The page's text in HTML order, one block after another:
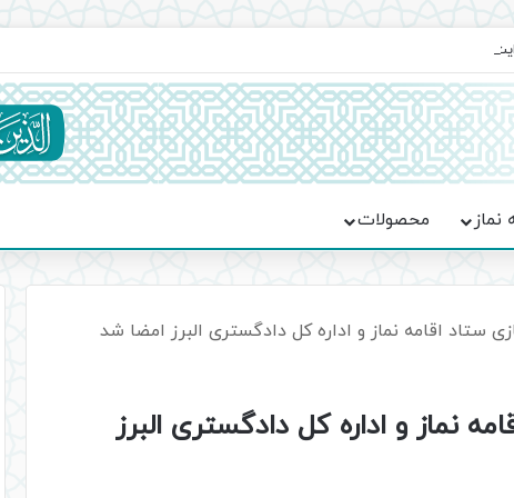
حماسه، استقامت و تمدن‌سازی امت اسلامی
نماز محصولات
ستاد اقامه نماز و اداره کل دادگستری البرز امضا شد
نماز و اداره کل دادگستری البرز